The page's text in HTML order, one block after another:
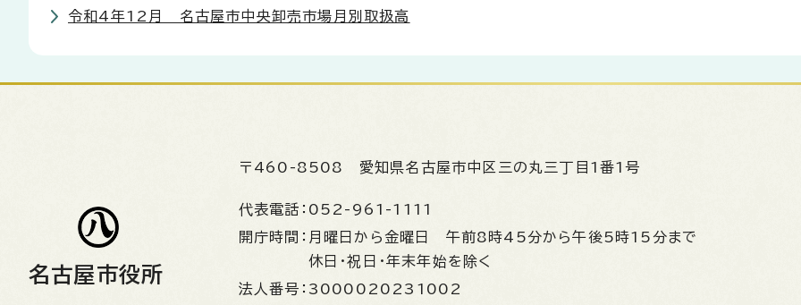
令和4年12月 名古屋市中央卸売市場月別取扱高
名古屋市役所
〒460-8508 愛知県名古屋市中区三の丸三丁目1番1号
代表電話： 052-961-1111
開庁時間： 月曜日から金曜日 午前8時45分から午後5時15分まで
休日・祝日・年末年始を除く
法人番号： 3000020231002